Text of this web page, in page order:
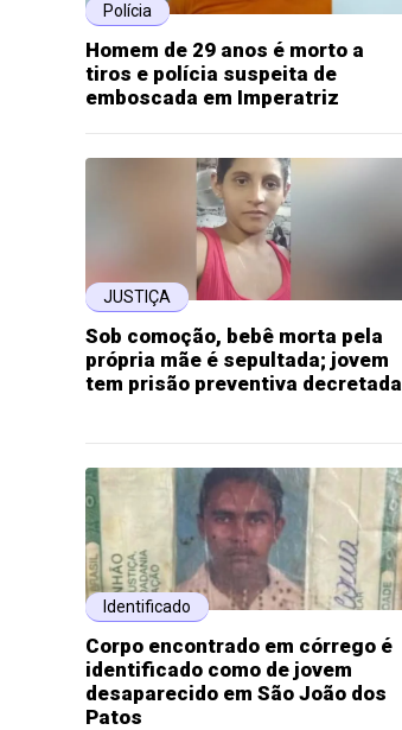
Polícia
Homem de 29 anos é morto a
tiros e polícia suspeita de
emboscada em Imperatriz
JUSTIÇA
Sob comoção, bebê morta pela
própria mãe é sepultada; jovem
tem prisão preventiva decretada
Identificado
Corpo encontrado em córrego é
identificado como de jovem
desaparecido em São João dos
Patos